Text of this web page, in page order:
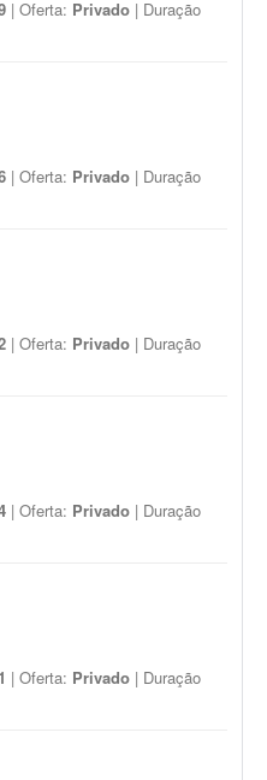
| Oferta: Privado | Duração
| Oferta: Privado | Duração
| Oferta: Privado | Duração
| Oferta: Privado | Duração
| Oferta: Privado | Duração